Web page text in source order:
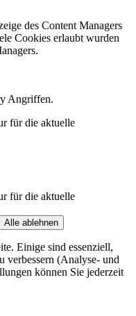
des Content Managers
Cookies erlaubt wurden
Angriffen.
für die aktuelle
für die aktuelle
Alle ablehnen
Einige sind essenziell,
verbessern (Analyse- und
können Sie jederzeit